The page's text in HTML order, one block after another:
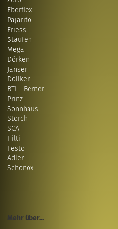
Eberflex
Pajarito
Friess
Staufen
Mega
Dörken
Janser
Döllken
BTI - Berner
Prinz
Sonnhaus
Storch
SCA
Hilti
Festo
Adler
Schönox
Mehr über...